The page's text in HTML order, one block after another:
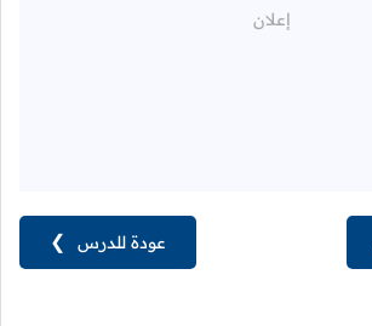
عودة للدرس ❯